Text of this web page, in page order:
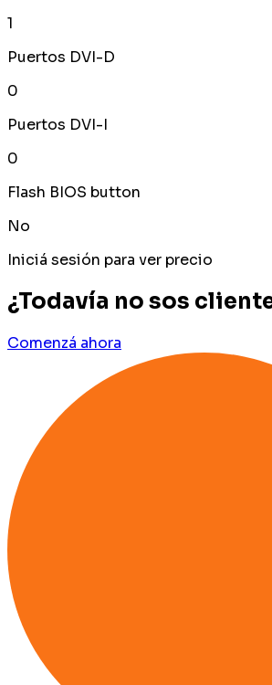
1
Puertos DVI-D
0
Puertos DVI-I
0
Flash BIOS button
No
Iniciá sesión para ver precio
¿Todavía no sos
Comenzá ahora